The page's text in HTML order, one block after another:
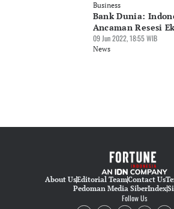
Business
Bank Dunia:
Ancaman Resesi
09 Jun 2022, 18:55 WIB
News
About UsEditorial TeamContact Us
Pedoman Media SiberIndex
Follow Us